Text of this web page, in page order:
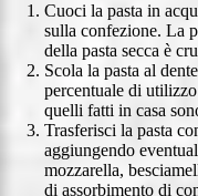
Cuoci la pasta in
sulla confezione. La
della pasta secca è
Scola la pasta al
percentuale di
quelli fatti in casa
Trasferisci la pasta
aggiungendo
mozzarella,
di assorbimento di